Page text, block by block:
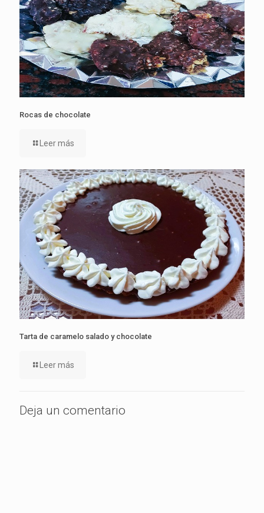
Rocas de chocolate
Leer más
Tarta de caramelo salado y chocolate
Leer más
Deja un comentario